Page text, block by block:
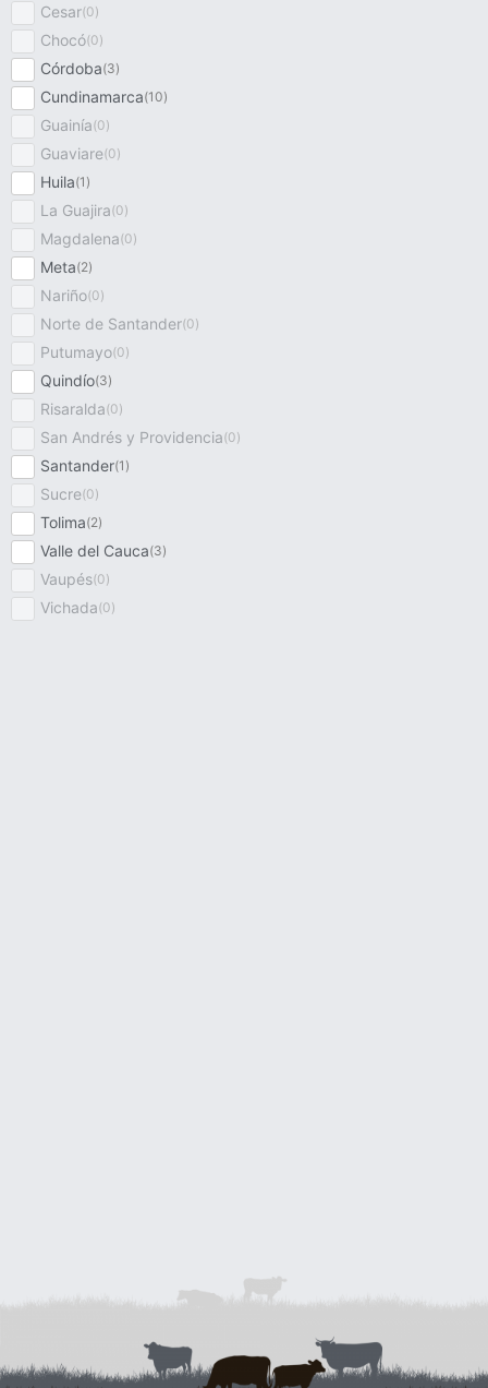
Cesar(0)
Chocó(0)
Córdoba(3)
Cundinamarca(10)
Guainía(0)
Guaviare(0)
Huila(1 )
La Guajira(0)
Magdalena(0)
Meta(2)
Nariño(0)
Norte de Santander(0)
Putumayo(0)
Quindío(3)
Risaralda(0)
San Andrés y Providencia(0)
Santander(1 )
Sucre(0)
Tolima(2)
Valle del Cauca(3)
Vaupés(0)
Vichada(0)